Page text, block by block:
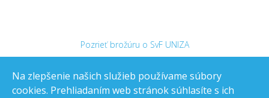
Pozrieť brožúru o SvF UNIZA
Na zlepšenie našich služieb používame súbory
cookies. Prehliadaním web stránok súhlasíte s ich